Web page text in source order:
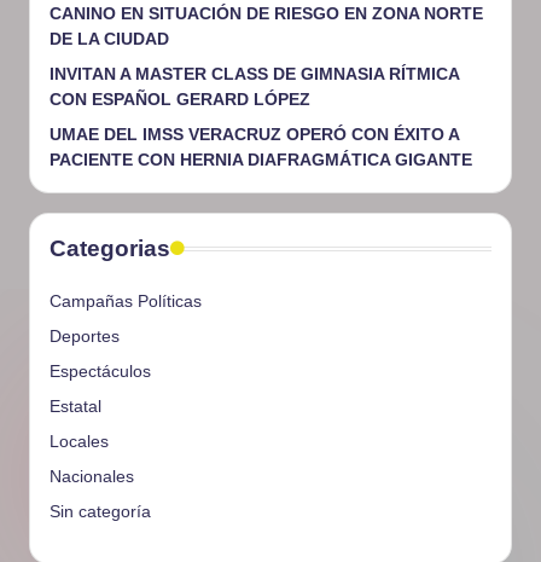
CANINO EN SITUACIÓN DE RIESGO EN ZONA NORTE
DE LA CIUDAD
INVITAN A MASTER CLASS DE GIMNASIA RÍTMICA
CON ESPAÑOL GERARD LÓPEZ
UMAE DEL IMSS VERACRUZ OPERÓ CON ÉXITO A
PACIENTE CON HERNIA DIAFRAGMÁTICA GIGANTE
Categorias
Campañas Políticas
Deportes
Espectáculos
Estatal
Locales
Nacionales
Sin categoría